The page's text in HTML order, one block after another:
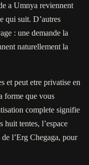
a Umnya reviennent
qui suit. D’autres
: une demande la
naturellement la
et peut etre privatise en
forme que vous
complete signifie
huit tentes, l’espace
l’Erg Chegaga, pour